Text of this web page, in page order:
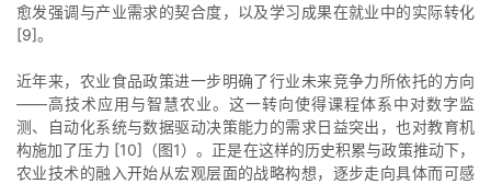
愈发强调与产业需求的契合度，以及学习成果在就业中的实际转化
[9]。
近年来，农业食品政策进一步明确了行业未来竞争力所依托的方向
——高技术应用与智慧农业。这一转向使得课程体系中对数字监
测、自动化系统与数据驱动决策能力的需求日益突出，也对教育机
构施加了压力 [10]（图1）。正是在这样的历史积累与政策推动下，
农业技术的融入开始从宏观层面的战略构想，逐步走向具体而可感